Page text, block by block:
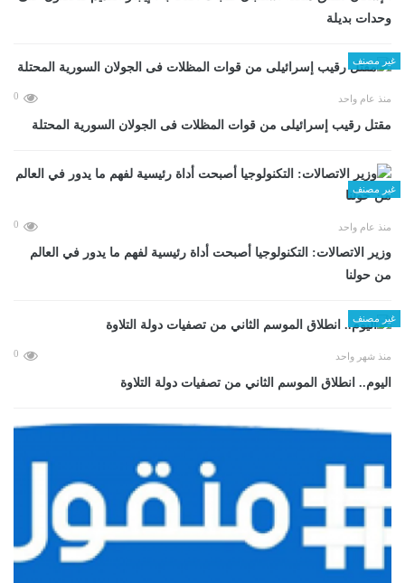
وحدات بديلة
غير مصنف
منذ عام واحد 0
مقتل رقيب إسرائيلى من قوات المظلات فى الجولان السورية المحتلة
غير مصنف
منذ عام واحد 0
وزير الاتصالات: التكنولوجيا أصبحت أداة رئيسية لفهم ما يدور في العالم
من حولنا
غير مصنف
منذ شهر واحد 0
اليوم.. انطلاق الموسم الثاني من تصفيات دولة التلاوة